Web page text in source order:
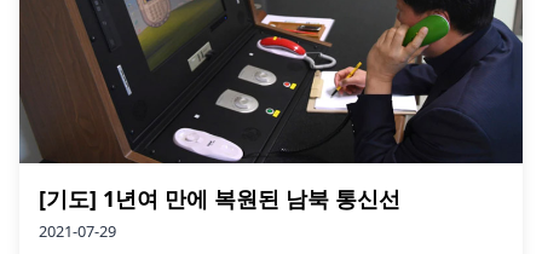
[기도] 1년여 만에 복원된 남북 통신선
2021-07-29